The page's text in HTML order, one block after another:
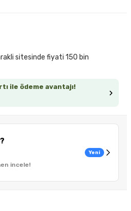
ile ödeme avantajı!
incele!
Yeni
sitesinde fiyati 150 bin